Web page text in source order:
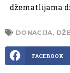
džematlijama
DONACIJA,
FACEBOOK